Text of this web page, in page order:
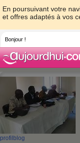
En poursuivant votre
et offres adaptés à vos
Bonjour !
profil blog